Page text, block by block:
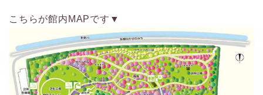
こちらが館内MAPです▼